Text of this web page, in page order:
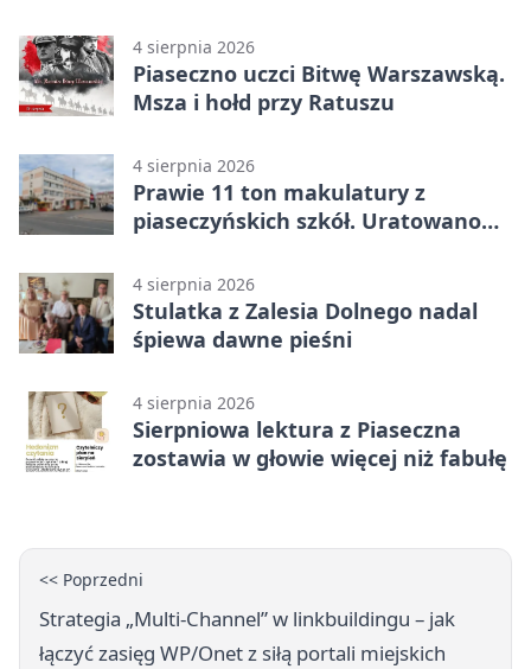
4 sierpnia 2026
Piaseczno uczci Bitwę Warszawską.
Msza i hołd przy Ratuszu
4 sierpnia 2026
Prawie 11 ton makulatury z
piaseczyńskich szkół. Uratowano
4 sierpnia 2026
Stulatka z Zalesia Dolnego nadal
śpiewa dawne pieśni
4 sierpnia 2026
Sierpniowa lektura z Piaseczna
zostawia w głowie więcej niż fabułę
<< Poprzedni
Strategia „Multi-Channel” w linkbuildingu – jak
łączyć zasięg WP/Onet z siłą portali miejskich